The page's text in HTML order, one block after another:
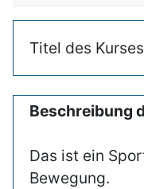
Titel des
Beschreibung
Das ist ein
Bewegung.